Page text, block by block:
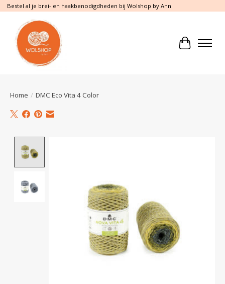
Bestel al je brei- en haakbenodigdheden bij Wolshop by Ann
Home / DMC Eco Vita 4 Color